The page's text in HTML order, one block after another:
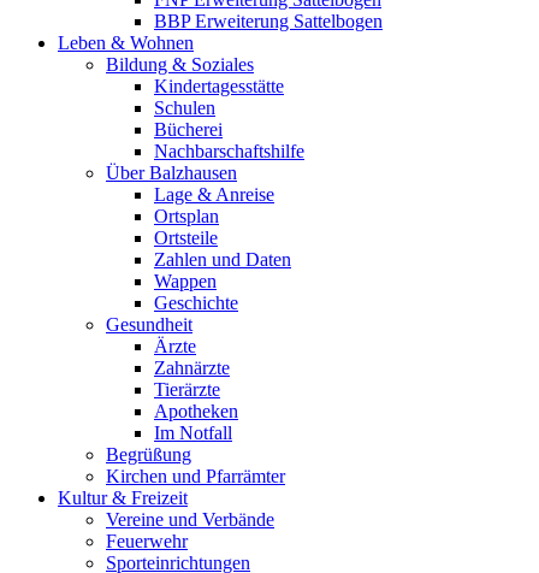
BBP Erweiterung Sattelbogen
Leben & Wohnen
Bildung & Soziales
Kindertagesstätte
Schulen
Bücherei
Nachbarschaftshilfe
Über Balzhausen
Lage & Anreise
Ortsplan
Ortsteile
Zahlen und Daten
Wappen
Geschichte
Gesundheit
Ärzte
Zahnärzte
Tierärzte
Apotheken
Im Notfall
Begrüßung
Kirchen und Pfarrämter
Kultur & Freizeit
Vereine und Verbände
Feuerwehr
Sporteinrichtungen